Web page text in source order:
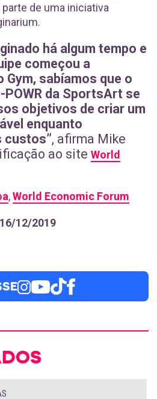
de uma iniciativa
há algum tempo e
começou a
Gym, sabíamos que o
POWR da SportsArt se
objetivos de criar um
enquanto
custos”, afirma Mike
ao site World
,World Economic Forum
12/2019